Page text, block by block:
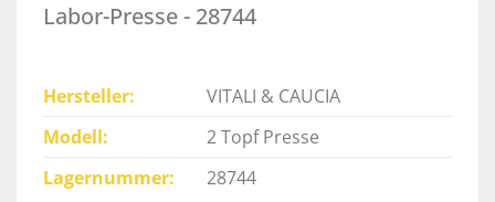
Labor-Presse - 28744
Hersteller
VITALI & CAUCIA
Modell
2 Topf Presse
Lagernummer
28744